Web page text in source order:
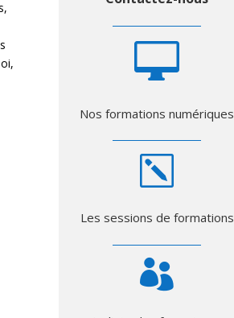

Nos formations numériques
k
Les sessions de formations
